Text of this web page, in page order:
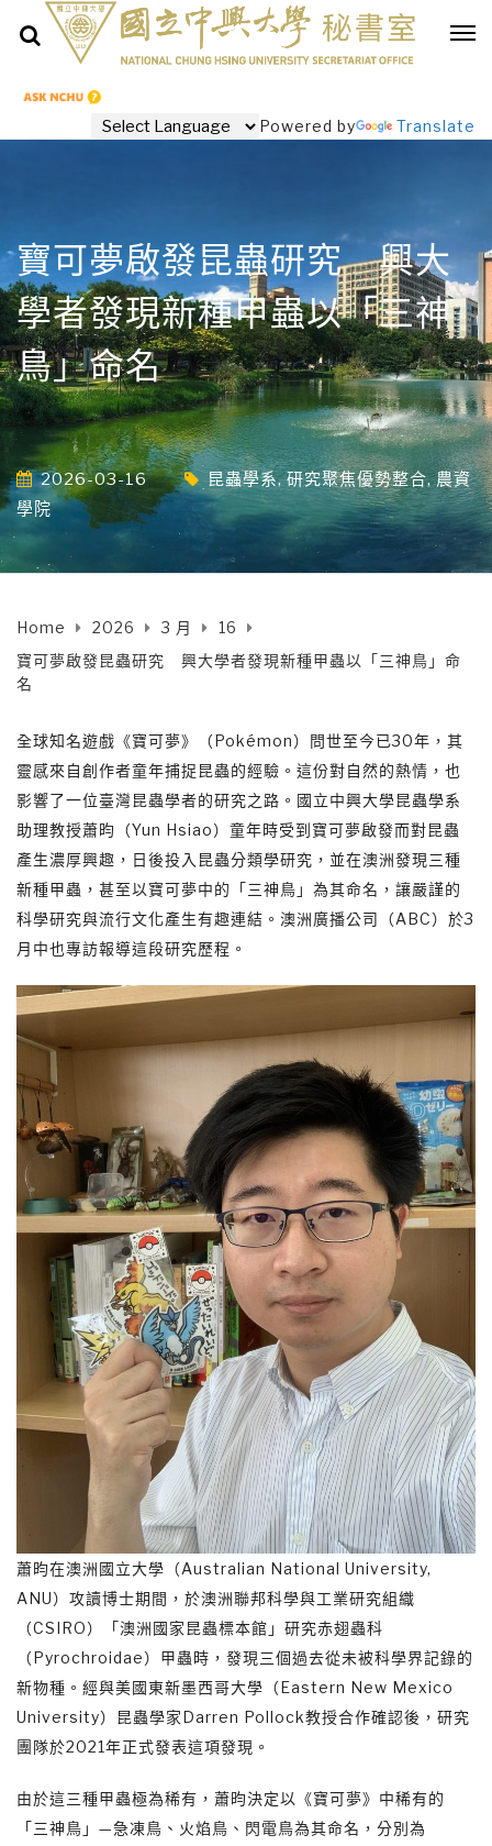
Powered by Translate
寶可夢啟發昆蟲研究 興大
學者發現新種甲蟲以「三神
鳥」命名
2026-03-16 昆蟲學系,研究聚焦優勢整合,農資
學院
Home 2026 3 月
16
寶可夢啟發昆蟲研究 興大學者發現新種甲蟲以「三神鳥」命
名
全球知名遊戲《寶可夢》（Pokémon）問世至今已30年，其
靈感來自創作者童年捕捉昆蟲的經驗。這份對自然的熱情，也
影響了一位臺灣昆蟲學者的研究之路。國立中興大學昆蟲學系
助理教授蕭昀（Yun Hsiao）童年時受到寶可夢啟發而對昆蟲
產生濃厚興趣，日後投入昆蟲分類學研究，並在澳洲發現三種
新種甲蟲，甚至以寶可夢中的「三神鳥」為其命名，讓嚴謹的
科學研究與流行文化產生有趣連結。澳洲廣播公司（ABC）於3
月中也專訪報導這段研究歷程。
蕭昀在澳洲國立大學（Australian National University,
ANU）攻讀博士期間，於澳洲聯邦科學與工業研究組織
（CSIRO）「澳洲國家昆蟲標本館」研究赤翅蟲科
（Pyrochroidae）甲蟲時，發現三個過去從未被科學界記錄的
新物種。經與美國東新墨西哥大學（Eastern New Mexico
University）昆蟲學家Darren Pollock教授合作確認後，研究
團隊於2021年正式發表這項發現。
由於這三種甲蟲極為稀有，蕭昀決定以《寶可夢》中稀有的
「三神鳥」—急凍鳥、火焰鳥、閃電鳥為其命名，分別為